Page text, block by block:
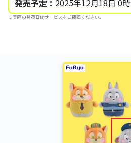
発売予定： 2025年12月18日 0時
※実際の発売日はサービスをご確認ください。